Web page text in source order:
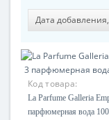
Код товара:
La Parfume Galleria
парфюмерная вода